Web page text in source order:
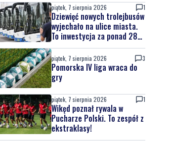
piątek, 7 sierpnia 2026 1
Dziewięć nowych trolejbusów
wyjechało na ulice miasta.
To inwestycja za ponad 28
mln zł
piątek, 7 sierpnia 2026 3
Pomorska IV liga wraca do
gry
piątek, 7 sierpnia 2026 1
Wikęd poznał rywala w
Pucharze Polski. To zespół z
ekstraklasy!